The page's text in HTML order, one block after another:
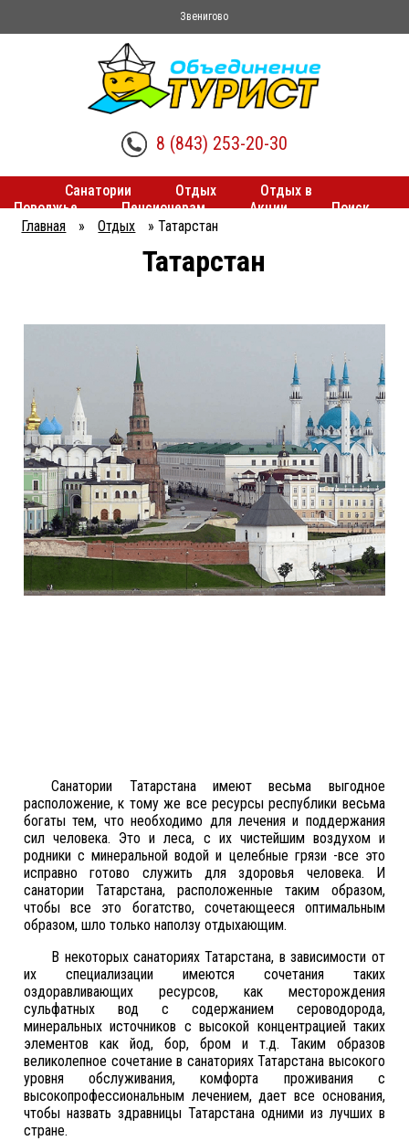
Звенигово
8 (843) 253-20-30
Санатории Отдых
Отдых в
Поволжье
Пенсионерам Акции
Поиск
туров
Трансферы
Главная » Отдых »Татарстан
Татарстан
Санатории Татарстана имеют весьма выгодное
расположение, к тому же все ресурсы республики весьма
богаты тем, что необходимо для лечения и поддержания
сил человека. Это и леса, с их чистейшим воздухом и
родники с минеральной водой и целебные грязи -все это
исправно готово служить для здоровья человека. И
санатории Татарстана, расположенные таким образом,
чтобы все это богатство, сочетающееся оптимальным
образом, шло только наползу отдыхающим.
В некоторых санаториях Татарстана, в зависимости от
их специализации имеются сочетания таких
оздоравливающих ресурсов, как месторождения
сульфатных вод с содержанием сероводорода,
минеральных источников с высокой концентрацией таких
элементов как йод, бор, бром и т.д. Таким образов
великолепное сочетание в санаториях Татарстана высокого
уровня обслуживания, комфорта проживания с
высокопрофессиональным лечением, дает все основания,
чтобы назвать здравницы Татарстана одними из лучших в
стране.